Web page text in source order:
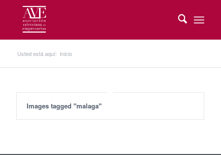
Usted está aquí: Inicio
Images tagged "malaga"